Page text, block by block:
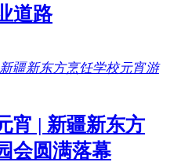
道路
宵 | 新疆新东方
会圆满落幕